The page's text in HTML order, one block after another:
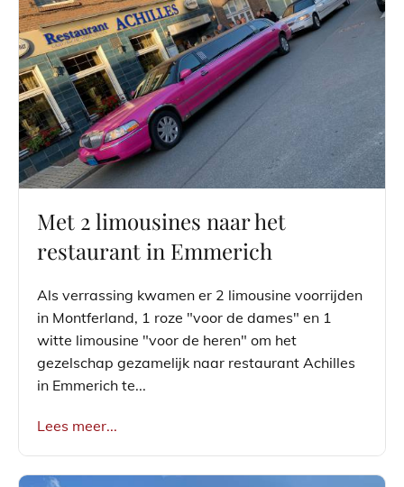
Met 2 limousines naar het
restaurant in Emmerich
Als verrassing kwamen er 2 limousine voorrijden
in Montferland, 1 roze "voor de dames" en 1
witte limousine "voor de heren" om het
gezelschap gezamelijk naar restaurant Achilles
in Emmerich te...
Lees meer...